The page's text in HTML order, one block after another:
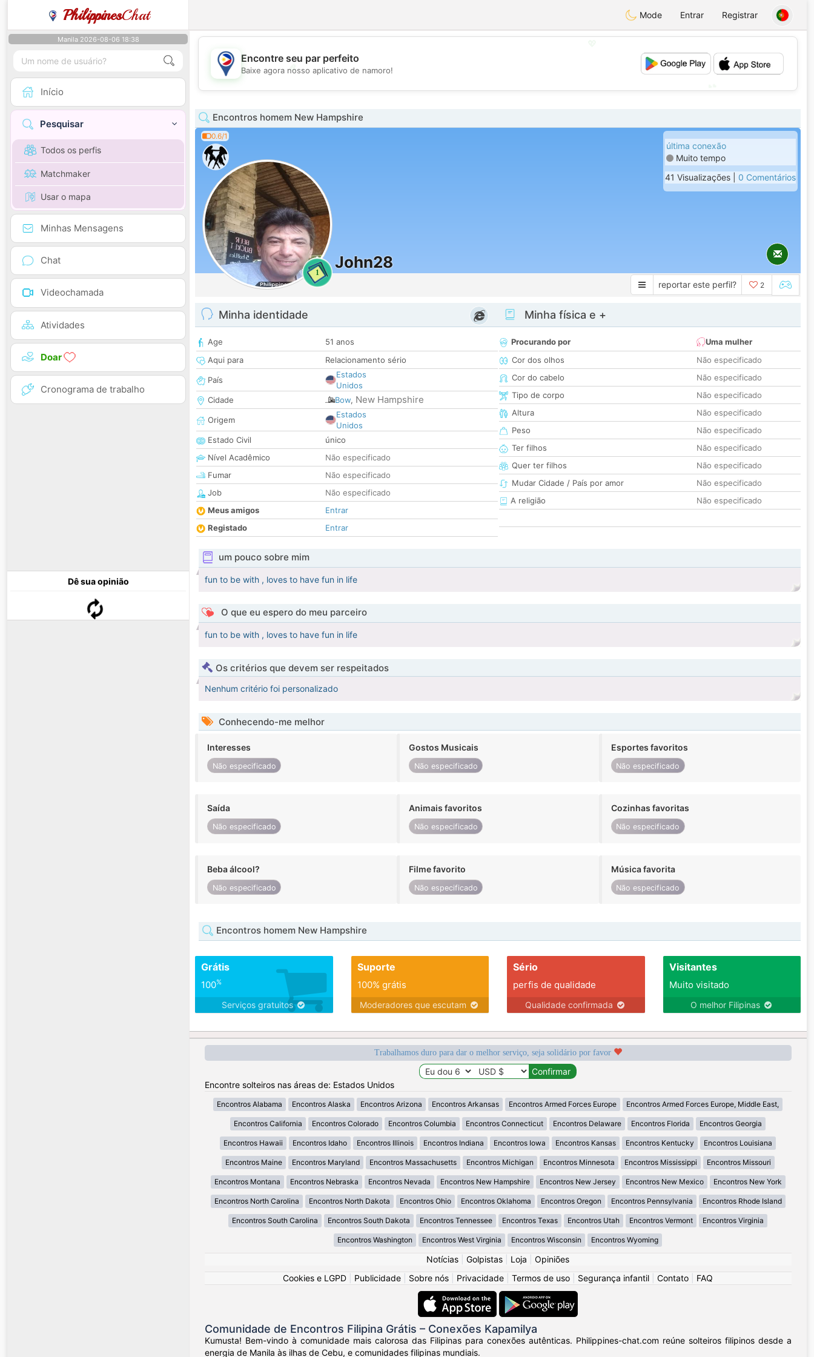
PhilippinesChat Mode Entrar Registrar
Manila 2026-08-06 18:38
Início
Pesquisar
Todos os perfis
Matchmaker
Usar o mapa
Minhas Mensagens
Chat
Videochamada
Atividades
Doar
Cronograma de trabalho
Dê sua opinião
💖
💕
Encontre seu par perfeito
Baixe agora nosso aplicativo de namoro!
Encontros homem New Hampshire
0.6/1
1
John28
última conexão
Muito tempo
41 Visualizações | 0 Comentários
reportar este perfil? 2
Minha identidade
Age
51 anos
Aqui para
Relacionamento sério
País
Estados
Unidos
Cidade
Bow, New Hampshire
Origem
Estados
Unidos
Estado Civil
único
Nível Acadêmico
Não especificado
Fumar
Não especificado
Job
Não especificado
Meus amigos
Entrar
Registado
Entrar
Minha física e +
Procurando por
Uma mulher
Cor dos olhos
Não especificado
Cor do cabelo
Não especificado
Tipo de corpo
Não especificado
Altura
Não especificado
Peso
Não especificado
Ter filhos
Não especificado
Quer ter filhos
Não especificado
Mudar Cidade / País por amor
Não especificado
A religião
Não especificado
um pouco sobre mim
fun to be with , loves to have fun in life
O que eu espero do meu parceiro
fun to be with , loves to have fun in life
Os critérios que devem ser respeitados
Nenhum critério foi personalizado
Conhecendo-me melhor
Interesses
Não especificado
Gostos Musicais
Não especificado
Esportes favoritos
Não especificado
Saída
Não especificado
Animais favoritos
Não especificado
Cozinhas favoritas
Não especificado
Beba álcool?
Não especificado
Filme favorito
Não especificado
Música favorita
Não especificado
Encontros homem New Hampshire
Grátis
100%
Serviços gratuitos
Suporte
100% grátis
Moderadores que escutam
Sério
perfis de qualidade
Qualidade confirmada
Visitantes
Muito visitado
O melhor Filipinas
Trabalhamos duro para dar o melhor serviço, seja solidário por favor
Encontre solteiros nas áreas de: Estados Unidos
Encontros Alabama Encontros Alaska Encontros Arizona Encontros Arkansas Encontros Armed Forces Europe Encontros Armed Forces Europe, Middle East,
Encontros California Encontros Colorado Encontros Columbia Encontros Connecticut Encontros Delaware Encontros Florida Encontros Georgia
Encontros Hawaii Encontros Idaho Encontros Illinois Encontros Indiana Encontros Iowa Encontros Kansas Encontros Kentucky Encontros Louisiana
Encontros Maine Encontros Maryland Encontros Massachusetts Encontros Michigan Encontros Minnesota Encontros Mississippi Encontros Missouri
Encontros Montana Encontros Nebraska Encontros Nevada Encontros New Hampshire Encontros New Jersey Encontros New Mexico Encontros New York
Encontros North Carolina Encontros North Dakota Encontros Ohio Encontros Oklahoma Encontros Oregon Encontros Pennsylvania Encontros Rhode Island
Encontros South Carolina Encontros South Dakota Encontros Tennessee Encontros Texas Encontros Utah Encontros Vermont Encontros Virginia
Encontros Washington Encontros West Virginia Encontros Wisconsin Encontros Wyoming
Notícias Golpistas Loja
Opiniões
Cookies e LGPD
Publicidade Sobre nós Privacidade Termos de uso Segurança infantil Contato FAQ
Comunidade de Encontros Filipina Grátis – Conexões Kapamilya
Kumusta! Bem-vindo à comunidade mais calorosa das Filipinas para conexões autênticas. Philippines-chat.com reúne solteiros filipinos desde a
energia de Manila às ilhas de Cebu, e comunidades filipinas mundiais.